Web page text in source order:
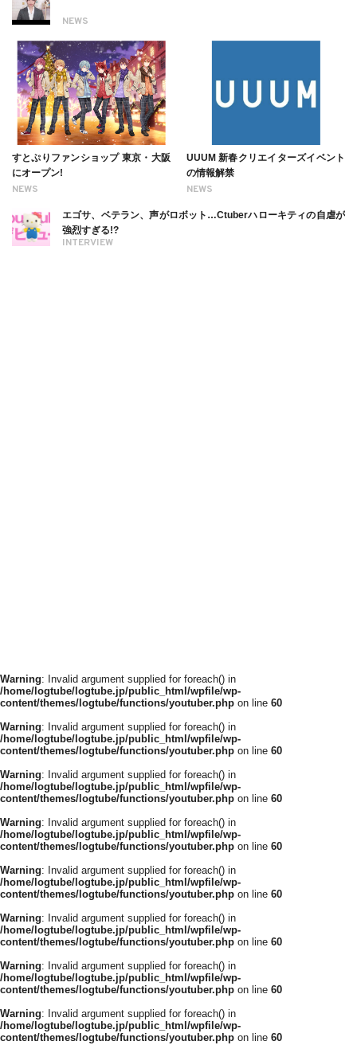
NEWS
NEWS
すとぷりファンショップ 東京・大阪
にオープン!
NEWS
UUUM 新春クリエイターズイベント
の情報解禁
INTERVIEW
エゴサ、ベテラン、声がロボット…Ctuberハローキティの自虐が
強烈すぎる!?
Warning: Invalid argument supplied for foreach() in
/home/logtube/logtube.jp/public_html/wpfile/wp-
content/themes/logtube/functions/youtuber.php on line 60
Warning: Invalid argument supplied for foreach() in
/home/logtube/logtube.jp/public_html/wpfile/wp-
content/themes/logtube/functions/youtuber.php on line 60
Warning: Invalid argument supplied for foreach() in
/home/logtube/logtube.jp/public_html/wpfile/wp-
content/themes/logtube/functions/youtuber.php on line 60
Warning: Invalid argument supplied for foreach() in
/home/logtube/logtube.jp/public_html/wpfile/wp-
content/themes/logtube/functions/youtuber.php on line 60
Warning: Invalid argument supplied for foreach() in
/home/logtube/logtube.jp/public_html/wpfile/wp-
content/themes/logtube/functions/youtuber.php on line 60
Warning: Invalid argument supplied for foreach() in
/home/logtube/logtube.jp/public_html/wpfile/wp-
content/themes/logtube/functions/youtuber.php on line 60
Warning: Invalid argument supplied for foreach() in
/home/logtube/logtube.jp/public_html/wpfile/wp-
content/themes/logtube/functions/youtuber.php on line 60
Warning: Invalid argument supplied for foreach() in
/home/logtube/logtube.jp/public_html/wpfile/wp-
content/themes/logtube/functions/youtuber.php on line 60